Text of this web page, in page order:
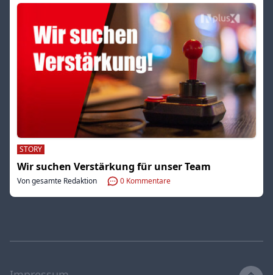
STORY
Wir suchen Verstärkung für unser Team
Von gesamte Redaktion 0 Kommentare